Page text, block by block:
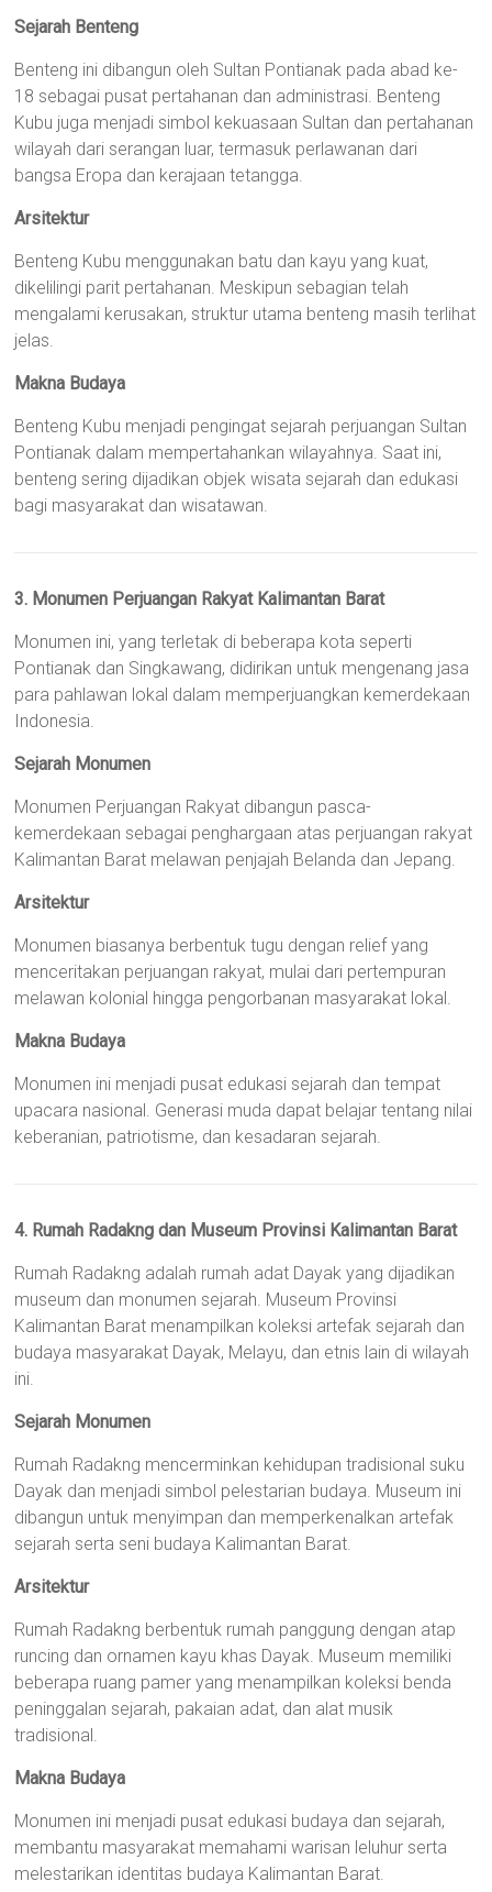
Sejarah Benteng
Benteng ini dibangun oleh Sultan Pontianak pada abad ke-
18 sebagai pusat pertahanan dan administrasi. Benteng
Kubu juga menjadi simbol kekuasaan Sultan dan pertahanan
wilayah dari serangan luar, termasuk perlawanan dari
bangsa Eropa dan kerajaan tetangga.
Arsitektur
Benteng Kubu menggunakan batu dan kayu yang kuat,
dikelilingi parit pertahanan. Meskipun sebagian telah
mengalami kerusakan, struktur utama benteng masih terlihat
jelas.
Makna Budaya
Benteng Kubu menjadi pengingat sejarah perjuangan Sultan
Pontianak dalam mempertahankan wilayahnya. Saat ini,
benteng sering dijadikan objek wisata sejarah dan edukasi
bagi masyarakat dan wisatawan.
3. Monumen Perjuangan Rakyat Kalimantan Barat
Monumen ini, yang terletak di beberapa kota seperti
Pontianak dan Singkawang, didirikan untuk mengenang jasa
para pahlawan lokal dalam memperjuangkan kemerdekaan
Indonesia.
Sejarah Monumen
Monumen Perjuangan Rakyat dibangun pasca-
kemerdekaan sebagai penghargaan atas perjuangan rakyat
Kalimantan Barat melawan penjajah Belanda dan Jepang.
Arsitektur
Monumen biasanya berbentuk tugu dengan relief yang
menceritakan perjuangan rakyat, mulai dari pertempuran
melawan kolonial hingga pengorbanan masyarakat lokal.
Makna Budaya
Monumen ini menjadi pusat edukasi sejarah dan tempat
upacara nasional. Generasi muda dapat belajar tentang nilai
keberanian, patriotisme, dan kesadaran sejarah.
4. Rumah Radakng dan Museum Provinsi Kalimantan Barat
Rumah Radakng adalah rumah adat Dayak yang dijadikan
museum dan monumen sejarah. Museum Provinsi
Kalimantan Barat menampilkan koleksi artefak sejarah dan
budaya masyarakat Dayak, Melayu, dan etnis lain di wilayah
ini.
Sejarah Monumen
Rumah Radakng mencerminkan kehidupan tradisional suku
Dayak dan menjadi simbol pelestarian budaya. Museum ini
dibangun untuk menyimpan dan memperkenalkan artefak
sejarah serta seni budaya Kalimantan Barat.
Arsitektur
Rumah Radakng berbentuk rumah panggung dengan atap
runcing dan ornamen kayu khas Dayak. Museum memiliki
beberapa ruang pamer yang menampilkan koleksi benda
peninggalan sejarah, pakaian adat, dan alat musik
tradisional.
Makna Budaya
Monumen ini menjadi pusat edukasi budaya dan sejarah,
membantu masyarakat memahami warisan leluhur serta
melestarikan identitas budaya Kalimantan Barat.